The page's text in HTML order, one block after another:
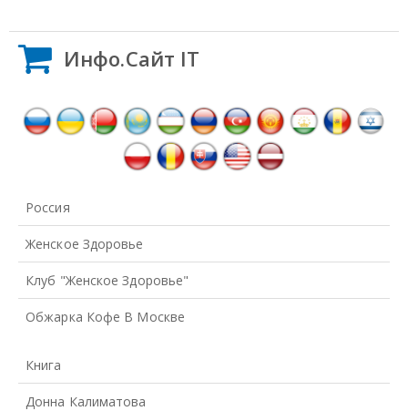
Инфо.Сайт IT
Россия
Женское Здоровье
Клуб "Женское Здоровье"
Обжарка Кофе В Москве
Книга
Донна Калиматова